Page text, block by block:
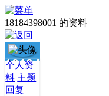
18184398001 的资料
18184398001
个人资
料 主题
回复